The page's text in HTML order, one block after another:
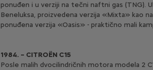
ponuđen i u verziji na tečni naftni gas (TNG).
Beneluksa, proizvedena verzija «Mixta» kao
ponuđena verzija «Oasis» - praktično mali
1984. – CITROËN C15
Posle malih dvocilindričnih motora modela 2